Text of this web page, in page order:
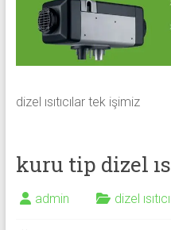
dizel ısıtıcılar tek işimiz
kuru tip dizel
admin dizel ısıtıcı